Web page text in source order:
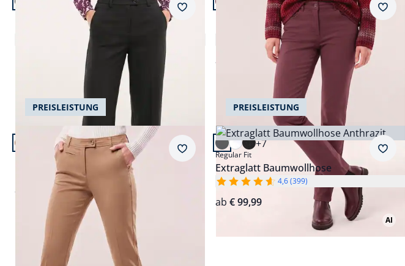
Passform Regular Fit.
Regular Fit
Kofferhose Deluxe
4,7 (23)
€ 149,99
Merkzettel
Passform Feminine Fit.
AI
Feminine Fit
Extraglatt Baumwollhose Feminine F
4,6 (116)
ab
Artikel 5 von 20.
Passform Regular Fit.
PREISLEISTUNG
Regular Fit
Extraglatt Baumwollchino
ab
€ 119,99
Merkzettel
Artikel 6 von 20.
Passform Regular Fit.
PREISLEISTUNG
+7
Regular Fit
Extraglatt Baumwollhose
4,6 (399)
ab € 99,99